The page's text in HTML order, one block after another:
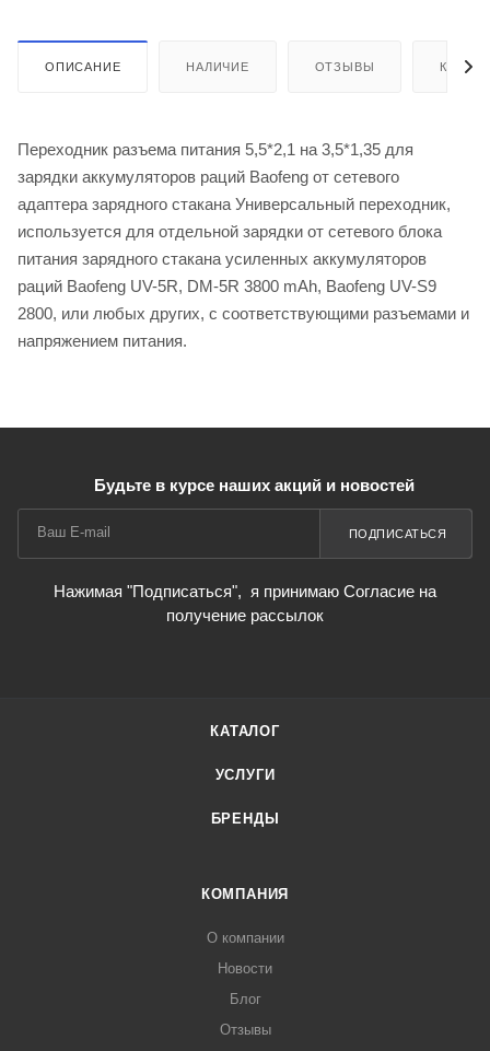
ОПИСАНИЕ НАЛИЧИЕ ОТЗЫВЫ КАК
Переходник разъема питания 5,5*2,1 на 3,5*1,35 для
зарядки аккумуляторов раций Baofeng от сетевого
адаптера зарядного стакана Универсальный переходник,
используется для отдельной зарядки от сетевого блока
питания зарядного стакана усиленных аккумуляторов
раций Baofeng UV-5R, DM-5R 3800 mAh, Baofeng UV-S9
2800, или любых других, с соответствующими разъемами и
напряжением питания.
Будьте в курсе наших акций и новостей
ПОДПИСАТЬСЯ
Нажимая "Подписаться", я принимаю Согласие на
получение рассылок
КАТАЛОГ
УСЛУГИ
БРЕНДЫ
КОМПАНИЯ
О компании
Новости
Блог
Отзывы